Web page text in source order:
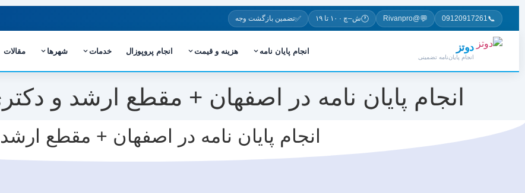
📞
09120917261
💬
@Rivanpro
🕐ش–چ · ۱۰ تا ۱۹ ✅تضمین بازگشت وجه
دوتز
انجام پایان‌نامه تضمینی
انجام پایان نامه هزینه و قیمت انجام پروپوزال خدمات شهرها مقالات
انجام پایان نامه در اصفهان + مقطع ارشد و
انجام پایان نامه در اصفهان + مقطع